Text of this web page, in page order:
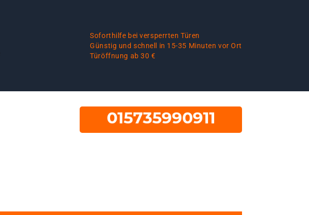
Soforthilfe bei versperrten Türen
Günstig und schnell in 15-35 Minuten vor Ort
Türöffnung ab 30 €